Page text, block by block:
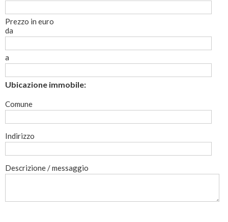
Prezzo in euro
da
a
Ubicazione immobile:
Comune
Indirizzo
Descrizione / messaggio